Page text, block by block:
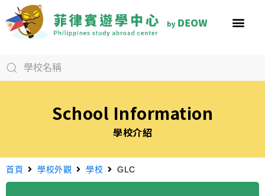
School Information
學校介紹
首頁 學校外觀 學校 GLC